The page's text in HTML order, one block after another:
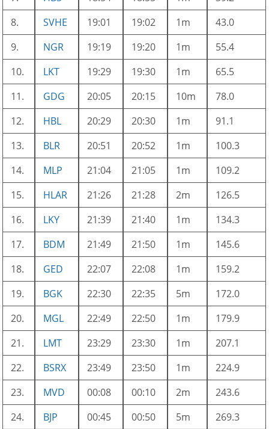
8.
SVHE 19:01 19:02 1m
43.0
9.
NGR 19:19 19:20 1m
55.4
10.
LKT 19:29 19:30 1m
65.5
11.
GDG 20:05 20:15 10m
78.0
12.
HBL 20:29 20:30 1m
91.1
13.
BLR 20:51 20:52 1m
100.3
14.
MLP 21:04 21:05 1m
109.2
15.
HLAR 21:26 21:28 2m
126.5
16.
LKY 21:39 21:40 1m
134.3
17.
BDM 21:49 21:50 1m
145.6
18.
GED 22:07 22:08 1m
159.2
19.
BGK 22:30 22:35 5m
172.0
20.
MGL 22:49 22:50 1m
179.9
21.
LMT 23:29 23:30 1m
207.1
22.
BSRX 23:49 23:50 1m
224.9
23.
MVD 00:08 00:10 2m
243.6
24.
BJP 00:45 00:50 5m
269.3